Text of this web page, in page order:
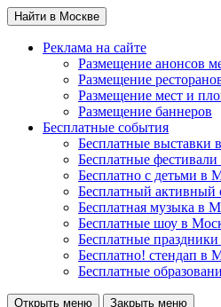
Найти в Москве
Реклама на сайте
Размещение анонсов
Размещение
Размещение мест и
Размещение баннеров
Бесплатные события
Бесплатные выставки
Бесплатные
Бесплатно с детьми в
Бесплатный активный
Бесплатная музыка в
Бесплатные шоу в
Бесплатные
Бесплатно! стендап в
Бесплатные
Открыть меню Закрыть меню